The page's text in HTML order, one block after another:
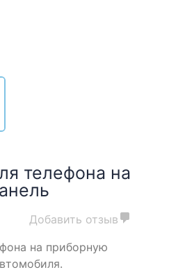
телефона на
Добавить отзыв
на приборную